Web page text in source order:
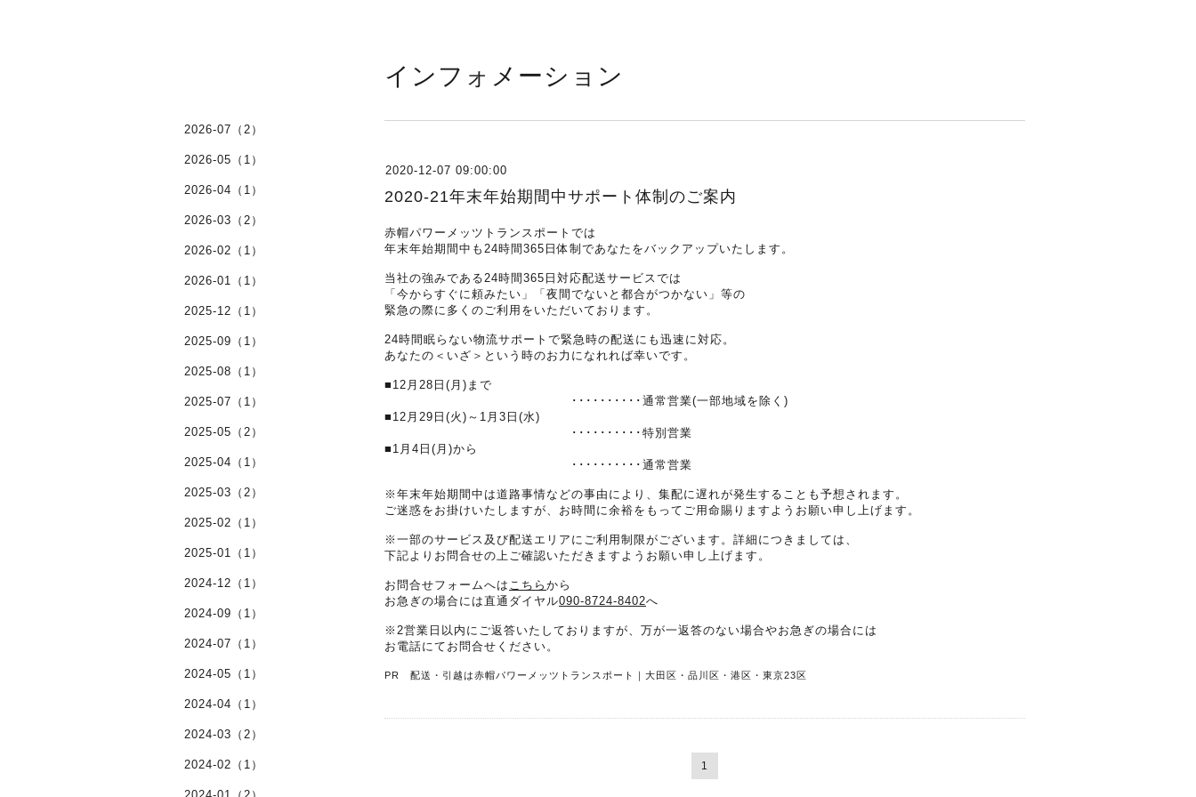
インフォメーション
2020-12-07 09:00:00
2020-21年末年始期間中サポート体制のご案内
赤帽パワーメッツトランスポートでは
年末年始期間中も24時間365日体制であなたをバックアップいたします。
当社の強みである24時間365日対応配送サービスでは
「今からすぐに頼みたい」「夜間でないと都合がつかない」等の
緊急の際に多くのご利用をいただいております。
24時間眠らない物流サポートで緊急時の配送にも迅速に対応。
あなたの＜いざ＞という時のお力になれれば幸いです。
■12月28日(月)まで
･･････････通常営業(一部地域を除く)
■12月29日(火)～1月3日(水)
･･････････特別営業
■1月4日(月)から
･･････････通常営業
※年末年始期間中は道路事情などの事由により、集配に遅れが発生することも予想されます。
ご迷惑をお掛けいたしますが、お時間に余裕をもってご用命賜りますようお願い申し上げます。
※一部のサービス及び配送エリアにご利用制限がございます。詳細につきましては、
下記よりお問合せの上ご確認いただきますようお願い申し上げます。
お問合せフォームへは こちら から
お急ぎの場合には直通ダイヤル090-8724-8402へ
※2営業日以内にご返答いたしておりますが、万が一返答のない場合やお急ぎの場合には
お電話にてお問合せください。
PR 配送・引越は赤帽パワーメッツトランスポート｜大田区・品川区・港区・東京23区
1
2026-07（2）
2026-05（1）
2026-04（1）
2026-03（2）
2026-02（1）
2026-01（1）
2025-12（1）
2025-09（1）
2025-08（1）
2025-07（1）
2025-05（2）
2025-04（1）
2025-03（2）
2025-02（1）
2025-01（1）
2024-12（1）
2024-09（1）
2024-07（1）
2024-05（1）
2024-04（1）
2024-03（2）
2024-02（1）